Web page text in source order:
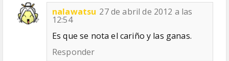
nalawatsu 27 de abril de 2012 a las
12:54
Es que se nota el cariño y las ganas.
Responder